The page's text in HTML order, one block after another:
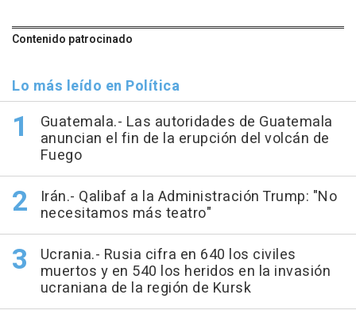
Contenido patrocinado
Lo más leído en Política
Guatemala.- Las autoridades de Guatemala
anuncian el fin de la erupción del volcán de
Fuego
Irán.- Qalibaf a la Administración Trump: "No
necesitamos más teatro"
Ucrania.- Rusia cifra en 640 los civiles
muertos y en 540 los heridos en la invasión
ucraniana de la región de Kursk